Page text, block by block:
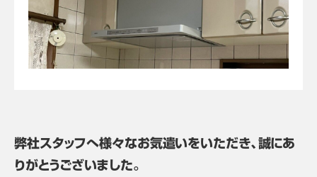
弊社スタッフへ様々なお気遣いをいただき、誠にあ
りがとうございました。